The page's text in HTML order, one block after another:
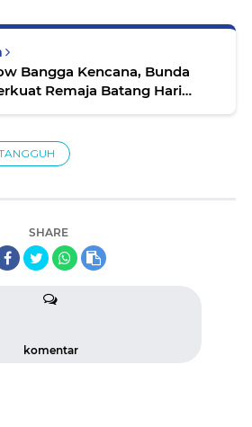
Bangga Kencana, Bunda
Remaja Batang Hari
SHARE
komentar